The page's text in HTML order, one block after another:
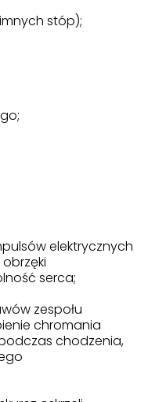
stóp);
elektrycznych
serca;
zespołu
chromania
chodzenia,